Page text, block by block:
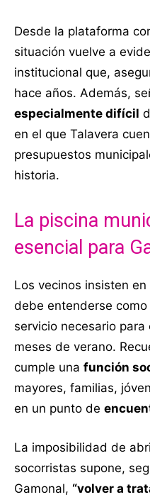
Desde la plataforma
situación vuelve a
institucional que,
hace años. Además,
especialmente difícil
en el que Talavera
presupuestos
historia.
La piscina
esencial para
Los vecinos insisten
debe entenderse
servicio necesario
meses de verano.
cumple una función
mayores, familias,
en un punto de
La imposibilidad de
socorristas supone,
Gamonal, “volver a